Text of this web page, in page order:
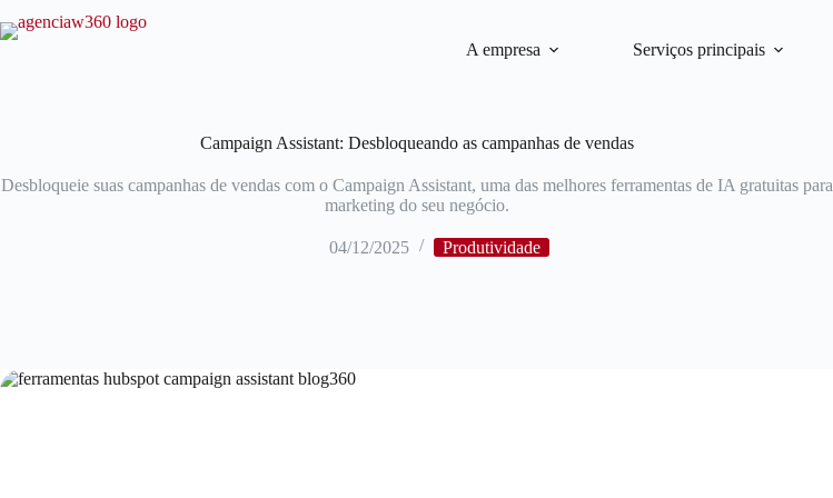
A empresa Serviços principais
Campaign Assistant: Desbloqueando as campanhas de vendas
Desbloqueie suas campanhas de vendas com o Campaign Assistant, uma das melhores ferramentas de IA gratuitas para
marketing do seu negócio.
04/12/2025 Produtividade